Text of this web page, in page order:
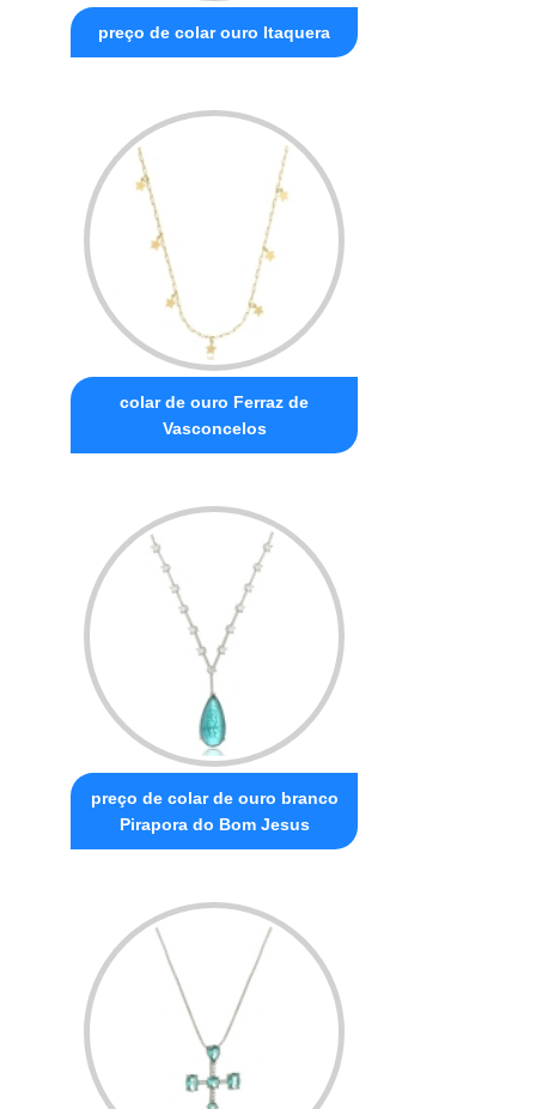
preço de colar ouro Itaquera
colar de ouro Ferraz de
Vasconcelos
preço de colar de ouro branco
Pirapora do Bom Jesus